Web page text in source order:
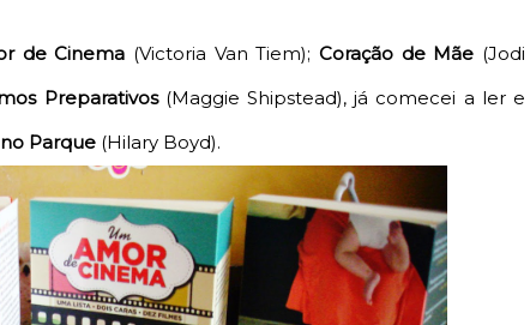
de Cinema (Victoria Van Tiem); Coração de Mãe (Jodi
Preparativos(Maggie Shipstead), já comecei a ler e
Parque (Hilary Boyd).